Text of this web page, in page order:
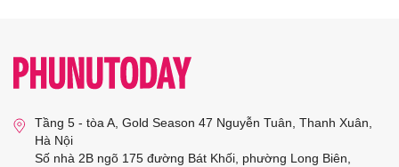
Tầng 5 - tòa A, Gold Season 47 Nguyễn Tuân, Thanh Xuân,
Hà Nội
Số nhà 2B ngõ 175 đường Bát Khối, phường Long Biên,